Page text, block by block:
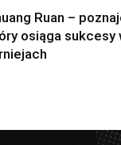
Ruan –
osiąga sukcesy